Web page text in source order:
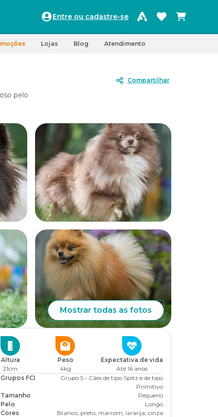
Entre ou cadastre-se
Lojas Blog Atendimento
pelo
Compartilhar
Mostrar todas as fotos
Altura
21cm
Peso
4kg
Expectativa de vida
Até 16 anos
Grupos FCI
Grupo 5 - Cães de tipo Spitz e de tipo
Primitivo
Tamanho
Pequeno
Pelo
Longo
Cores
Branco, preto, marrom, laranja, cinza